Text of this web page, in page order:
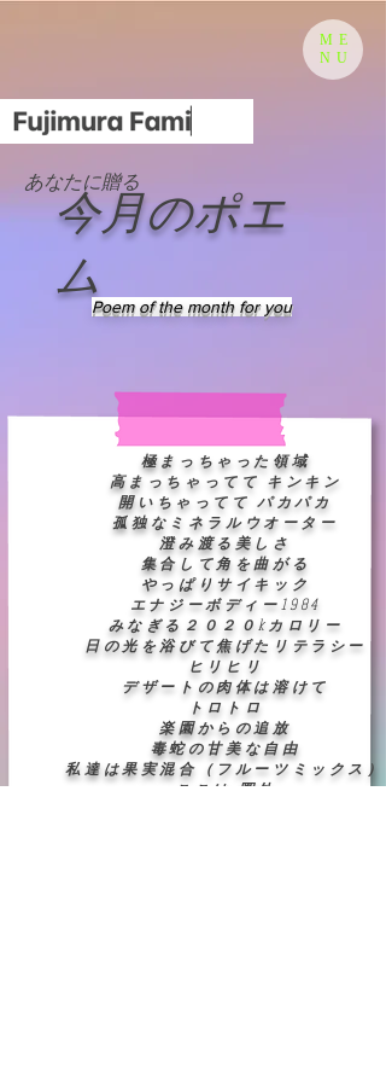
ME
NU
​今月のポエ
ム
Poem of the month for you
あなたに贈る
極まっちゃった領域
高まっちゃってて キンキン
開いちゃってて パカパカ
孤独なミネラルウオーター
澄み渡る美しさ
集合して角を曲がる
やっぱりサイキック
エナジーボディー1984
みなぎる２０２０kカロリー
日の光を浴びて焦げたリテラシー
ヒリヒリ
デザートの肉体は溶けて
トロトロ
楽園からの追放
毒蛇の甘美な自由
私達は果実混合（フルーツミックス）
ここは 圏外